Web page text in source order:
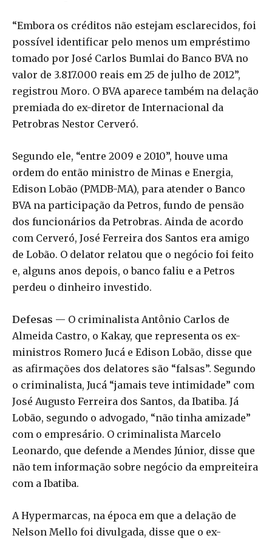
“Embora os créditos não estejam esclarecidos, foi
possível identificar pelo menos um empréstimo
tomado por José Carlos Bumlai do Banco BVA no
valor de 3.817.000 reais em 25 de julho de 2012”,
registrou Moro. O BVA aparece também na delação
premiada do ex-diretor de Internacional da
Petrobras Nestor Cerveró.
Segundo ele, “entre 2009 e 2010”, houve uma
ordem do então ministro de Minas e Energia,
Edison Lobão (PMDB-MA), para atender o Banco
BVA na participação da Petros, fundo de pensão
dos funcionários da Petrobras. Ainda de acordo
com Cerveró, José Ferreira dos Santos era amigo
de Lobão. O delator relatou que o negócio foi feito
e, alguns anos depois, o banco faliu e a Petros
perdeu o dinheiro investido.
Defesas — O criminalista Antônio Carlos de
Almeida Castro, o Kakay, que representa os ex-
ministros Romero Jucá e Edison Lobão, disse que
as afirmações dos delatores são “falsas”. Segundo
o criminalista, Jucá “jamais teve intimidade” com
José Augusto Ferreira dos Santos, da Ibatiba. Já
Lobão, segundo o advogado, “não tinha amizade”
com o empresário. O criminalista Marcelo
Leonardo, que defende a Mendes Júnior, disse que
não tem informação sobre negócio da empreiteira
com a Ibatiba.
A Hypermarcas, na época em que a delação de
Nelson Mello foi divulgada, disse que o ex-